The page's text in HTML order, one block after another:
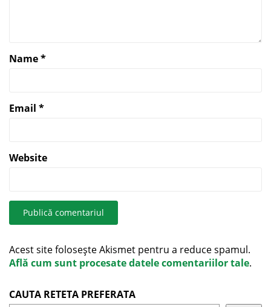
Name*
Email *
Website
Acest site folosește Akismet pentru a reduce spamul.
Află cum sunt procesate datele comentariilor tale.
CAUTA RETETA PREFERATA